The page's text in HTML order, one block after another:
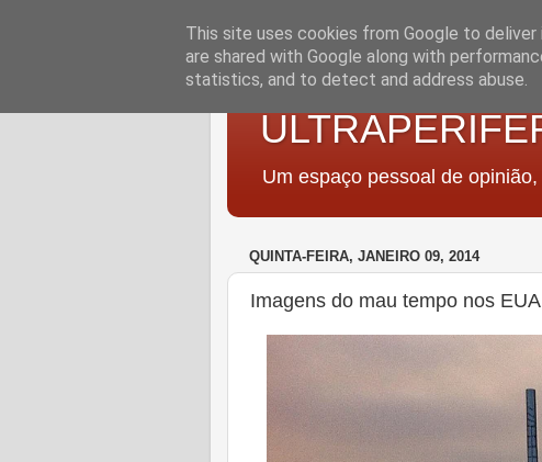
Um espaço pessoal de
QUINTA-FEIRA, JANEIRO 09, 2014
Imagens do mau tempo nos EUA
This site uses cookies from Google to
are shared with Google along with
statistics, and to detect and address abuse.